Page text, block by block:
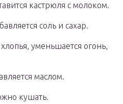
кастрюля с молоком.
соль и сахар.
уменьшается огонь,
маслом.
кушать.